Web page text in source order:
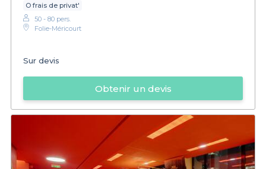
O frais de privat'
50 - 80 pers.
Folie-Méricourt
Sur devis
Obtenir un devis